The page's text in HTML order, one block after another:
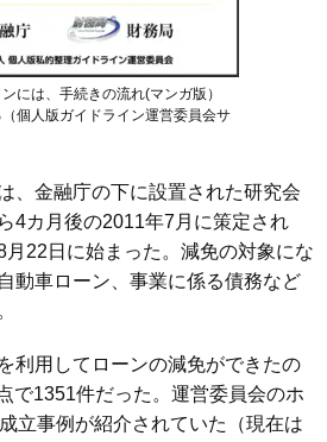
には、手続きの流れ(マンガ版）
個人版ガイドライン運営委員会サ
、金融庁の下に設置された研究会
4カ月後の2011年7月に策定され
22日に始まった。減免の対象にな
動車ローン、事業に係る債務など
利用してローンの減免ができたの
で1351件だった。運営委員会のホ
立事例が紹介されていた（現在は